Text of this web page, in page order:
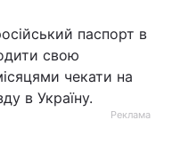
паспорт в
свою
чекати на
в Україну.
Реклама